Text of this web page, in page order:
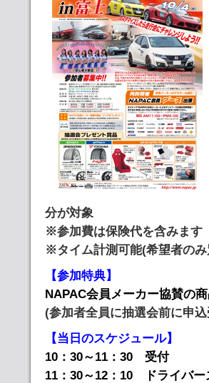
分が対象
※参加費は保険代を含みます
※タイム計測可能(希望者のみ
【参加特典】
NAPAC会員メーカー協賛の
(参加者全員に抽選会前に申
【当日のスケジュール】
10：30～11：30 受付
11：30～12：10 ドライバー